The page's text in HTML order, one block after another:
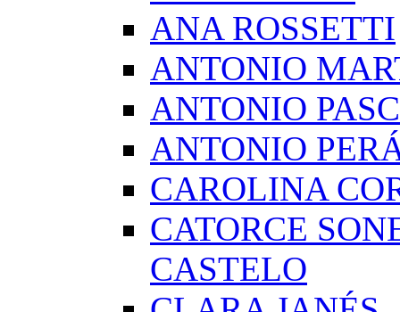
ANA ROSSETTI
ANTONIO
ANTONIO
ANTONIO
CAROLINA
CATORCE
CASTELO